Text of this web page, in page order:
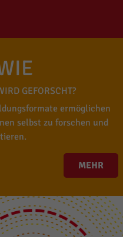
GEFORSCHT?
ermöglichen
selbst zu forschen und
MEHR